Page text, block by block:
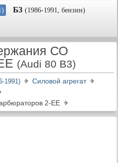
Б3 (1986-1991, бензин)
СО
(Audi 80 B3)
1991)
Силовой агрегат
2-ЕЕ